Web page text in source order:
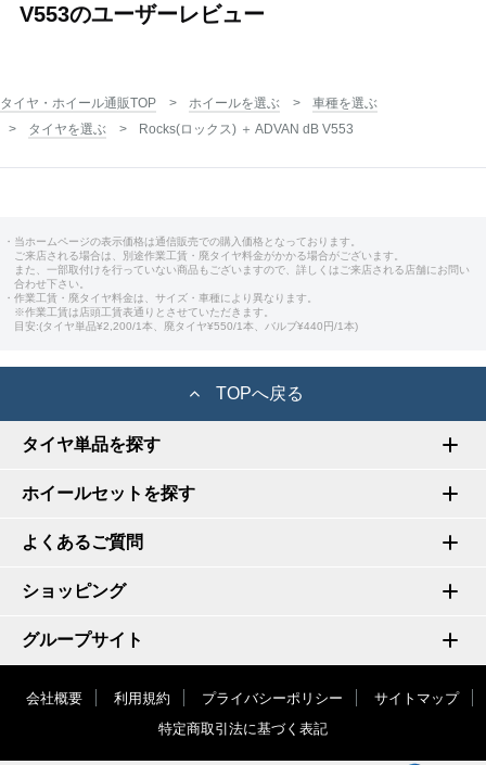
V553のユーザーレビュー
タイヤ・ホイール通販TOP ホイールを選ぶ
車種を選ぶ
タイヤを選ぶ
Rocks(ロックス) ＋ ADVAN dB V553
・当ホームページの表示価格は通信販売での購入価格となっております。
ご来店される場合は、別途作業工賃・廃タイヤ料金がかかる場合がございます。
また、一部取付けを行っていない商品もございますので、詳しくはご来店される店舗にお問い
合わせ下さい。
・作業工賃・廃タイヤ料金は、サイズ・車種により異なります。
※作業工賃は店頭工賃表通りとさせていただきます。
目安:(タイヤ単品¥2,200/1本、廃タイヤ¥550/1本、バルブ¥440円/1本)
TOPへ戻る
タイヤ単品を探す
ホイールセットを探す
よくあるご質問
ショッピング
グループサイト
会社概要 利用規約 プライバシーポリシー
サイトマップ
特定商取引法に基づく表記